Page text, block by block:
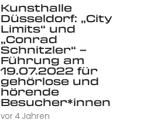
Kunsthalle
Düsseldorf: „City
Limits“ und
„Conrad
Schnitzler“ –
Führung am
19.07.2022 für
gehörlose und
hörende
Besucher*innen
vor 4 Jahren